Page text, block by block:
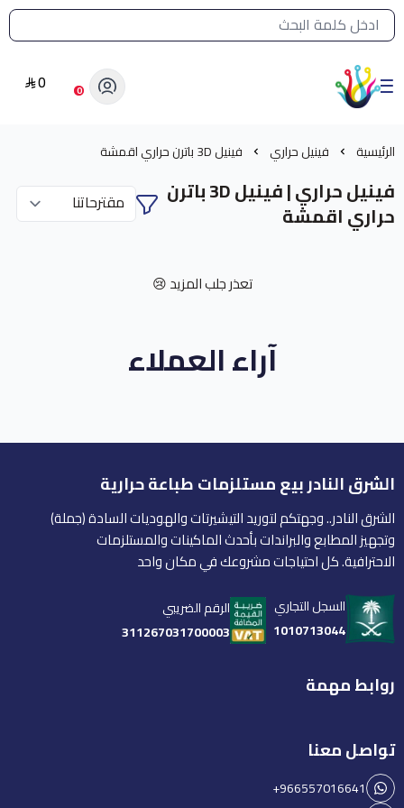
القائمة الرئيسية لمتجر الشرق النادر
الشرق النادر بيع مستلزمات طباعة حرارية 0
0
الرئيسية فينيل حراري فينيل 3D باترن حراري اقمشة
فينيل حراري | فينيل 3D باترن
حراري اقمشة
تعذر جلب المزيد 😢
آراء العملاء
الشرق النادر بيع مستلزمات طباعة حرارية
الشرق النادر.. وجهتكم لتوريد التيشيرتات والهوديات السادة (جملة)
وتجهيز المطابع والبراندات بأحدث الماكينات والمستلزمات
الاحترافية. كل احتياجات مشروعك في مكان واحد
السجل التجاري
1010713044
الرقم الضريبي
311267031700003
روابط مهمة
تواصل معنا
+966557016641